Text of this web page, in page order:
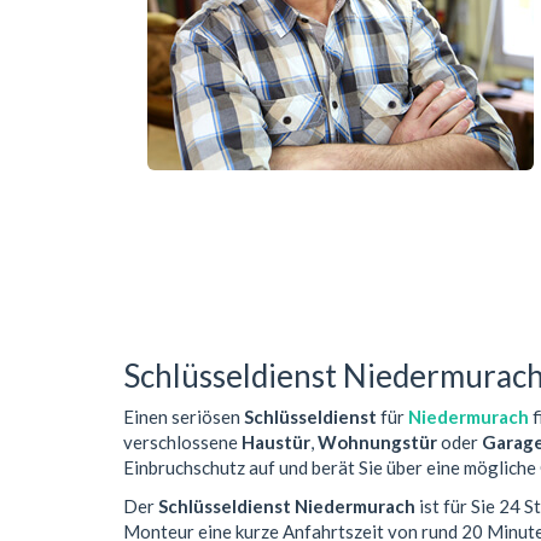
Schlüsseldienst
Einen seriösen Schlüsseldienst für Niedermurach
verschlossene Haustür,Wohnungstüroder
Einbruchschutz auf und berät Sie über eine
DerSchlüsseldienst Niedermurach ist für Sie 24
Monteur eine kurze Anfahrtszeit von rund 20